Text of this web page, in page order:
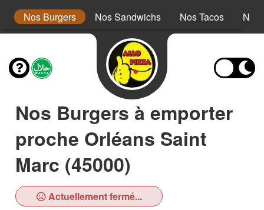
Nos Burgers Nos Sandwichs Nos Tacos Nos
Nos Burgers à emporter
proche Orléans Saint
Marc (45000)
Actuellement fermé...